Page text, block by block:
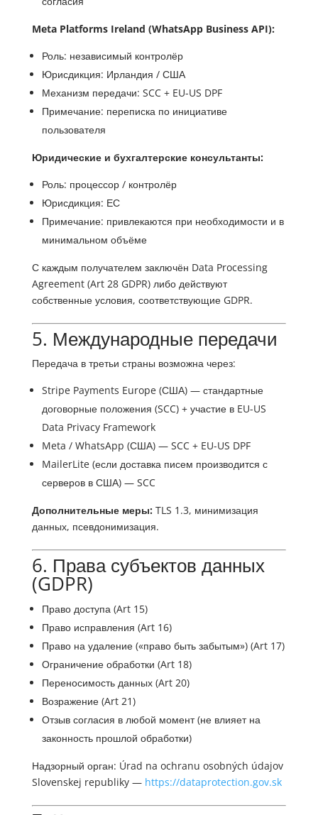
Meta Platforms Ireland (WhatsApp Business API):
Роль: независимый контролёр
Юрисдикция: Ирландия / США
Механизм передачи: SCC + EU-US DPF
Примечание: переписка по инициативе
пользователя
Юридические и бухгалтерские консультанты:
Роль: процессор / контролёр
Юрисдикция: ЕС
Примечание: привлекаются при необходимости и в
минимальном объёме
С каждым получателем заключён Data Processing
Agreement (Art 28 GDPR) либо действуют
собственные условия, соответствующие GDPR.
5. Международные передачи
Передача в третьи страны возможна через:
Stripe Payments Europe (США) — стандартные
договорные положения (SCC) + участие в EU-US
Data Privacy Framework
Meta / WhatsApp (США) — SCC + EU-US DPF
MailerLite (если доставка писем производится с
серверов в США) — SCC
Дополнительные меры: TLS 1.3, минимизация
данных, псевдонимизация.
6. Права субъектов данных
(GDPR)
Право доступа (Art 15)
Право исправления (Art 16)
Право на удаление («право быть забытым») (Art 17)
Ограничение обработки (Art 18)
Переносимость данных (Art 20)
Возражение (Art 21)
Отзыв согласия в любой момент (не влияет на
законность прошлой обработки)
Надзорный орган: Úrad na ochranu osobných údajov
Slovenskej republiky — https://dataprotection.gov.sk